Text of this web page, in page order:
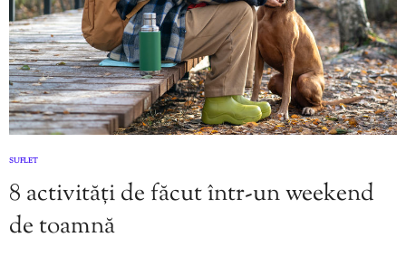
SUFLET
8 activități de făcut într-un weekend
de toamnă